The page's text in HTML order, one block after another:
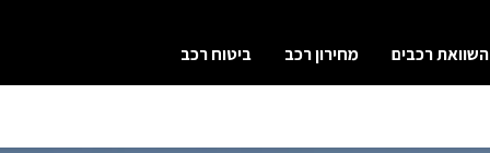
השוואת רכבים מחירון רכב ביטוח רכב